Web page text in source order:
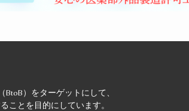
）をターゲットにして、
ことを目的にしています。